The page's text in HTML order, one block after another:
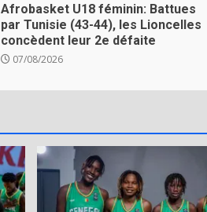
Afrobasket U18 féminin: Battues
par Tunisie (43-44), les Lioncelles
concèdent leur 2e défaite
07/08/2026